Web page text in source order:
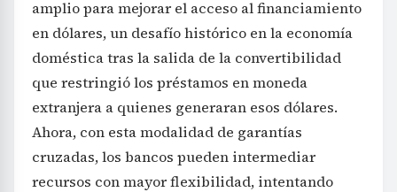
amplio para mejorar el acceso al financiamiento
en dólares, un desafío histórico en la economía
doméstica tras la salida de la convertibilidad
que restringió los préstamos en moneda
extranjera a quienes generaran esos dólares.
Ahora, con esta modalidad de garantías
cruzadas, los bancos pueden intermediar
recursos con mayor flexibilidad, intentando